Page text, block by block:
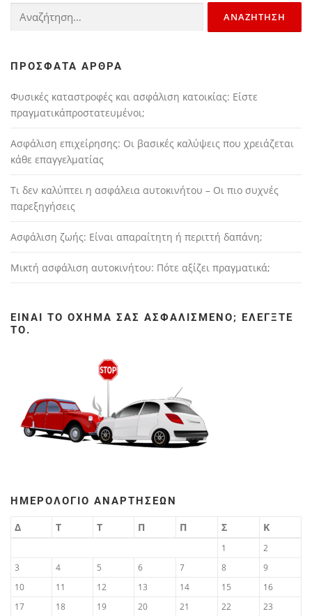
ΠΡΌΣΦΑΤΑ ΆΡΘΡΑ
Φυσικές καταστροφές και ασφάλιση κατοικίας: Είστε
πραγματικάπροστατευμένοι;
Ασφάλιση επιχείρησης: Οι βασικές καλύψεις που χρειάζεται
κάθε επαγγελματίας
Τι δεν καλύπτει η ασφάλεια αυτοκινήτου – Οι πιο συχνές
παρεξηγήσεις
Ασφάλιση ζωής: Είναι απαραίτητη ή περιττή δαπάνη;
Μικτή ασφάλιση αυτοκινήτου: Πότε αξίζει πραγματικά;
ΕΊΝΑΙ ΤΟ ΌΧΗΜΆ ΣΑΣ ΑΣΦΑΛΙΣΜΈΝΟ; ΕΛΈΓΞΤΕ
ΤΟ.
ΗΜΕΡΟΛΌΓΙΟ ΑΝΑΡΤΉΣΕΩΝ
Δ Τ Τ Π Π Σ Κ
1
2
3
4 5 6 7 8
9
10
11 12 13 14 15
16
17
18 19 20 21 22 23